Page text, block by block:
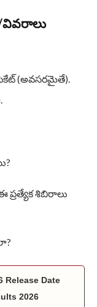
వివరాలు
(అవసరమైతే).
ప్రత్యేక శిబిరాలు
Release Date
2026